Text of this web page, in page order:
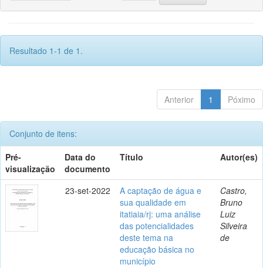
Resultado 1-1 de 1.
Anterior 1 Póximo
Conjunto de itens:
Pré-
visualização
Data do
documento
Título Autor(es)
23-set-2022
A captação de água e
sua qualidade em
itatiaia/rj: uma análise
das potencialidades
deste tema na
educação básica no
município
Castro,
Bruno
Luiz
Silveira
de